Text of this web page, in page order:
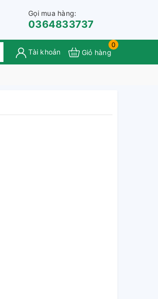
Gọi mua hàng:
0364833737
Tài khoản
0
Giỏ hàng